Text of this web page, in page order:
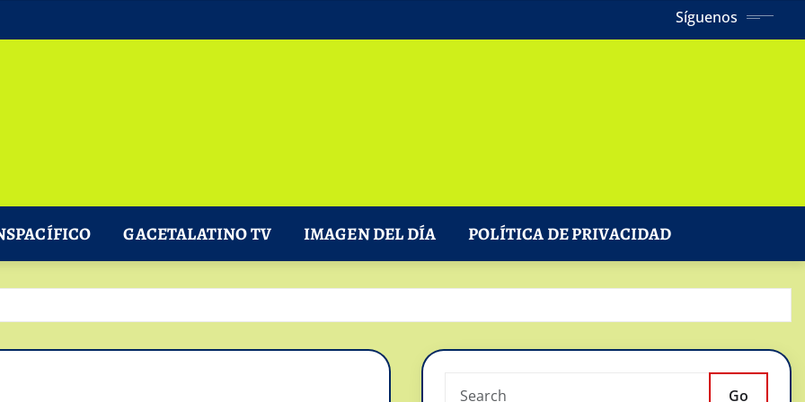
Síguenos
GACETALATINO TV IMAGEN DEL DÍA POLÍTICA DE PRIVACIDAD
Go